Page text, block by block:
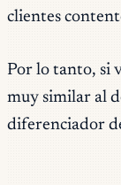
clientes
Por lo tanto, si
muy similar al
diferenciador